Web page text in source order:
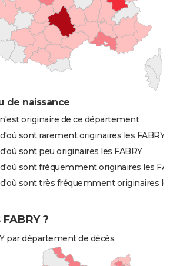
de naissance
originaire de ce département
sont rarement originaires les FABRY
sont peu originaires les FABRY
sont fréquemment originaires les
sont très fréquemment originaires
?
par département de décès.